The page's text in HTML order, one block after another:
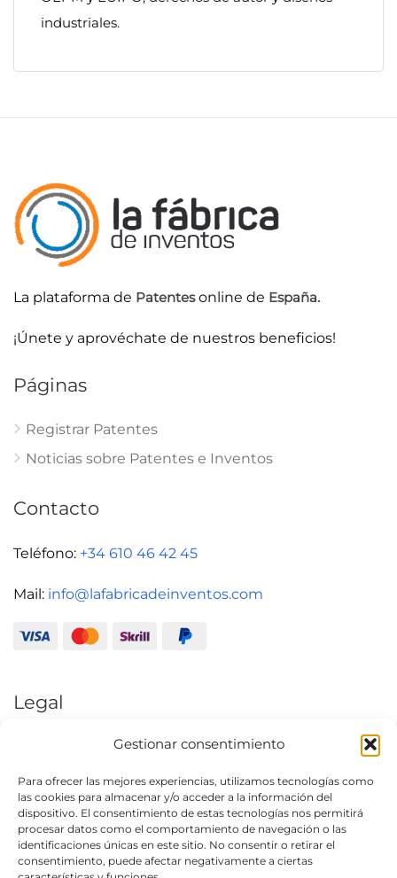
Gestionar consentimiento
Para ofrecer las mejores experiencias, utilizamos tecnologías como
las cookies para almacenar y/o acceder a la información del
dispositivo. El consentimiento de estas tecnologías nos permitirá
procesar datos como el comportamiento de navegación o las
identificaciones únicas en este sitio. No consentir o retirar el
consentimiento, puede afectar negativamente a ciertas
industriales.
La plataforma de Patentesonline de España.
¡Únete y aprovéchate de nuestros beneficios!
Páginas
Registrar Patentes
Noticias sobre Patentes e Inventos
Contacto
Teléfono: +34 610 46 42 45
Mail: info@lafabricadeinventos.com
Legal
Política de Privacidad
Condiciones generales de uso
Política de cookies (UE)